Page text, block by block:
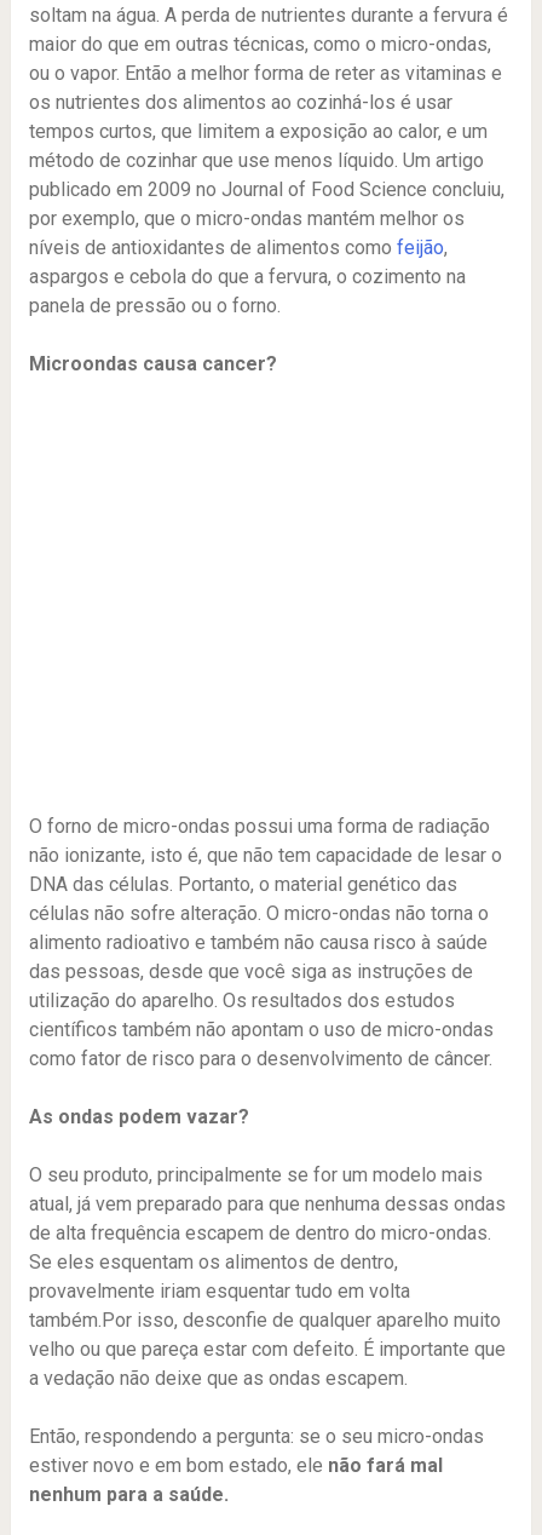
soltam na água. A perda de nutrientes durante a fervura é
maior do que em outras técnicas, como o micro-ondas,
ou o vapor. Então a melhor forma de reter as vitaminas e
os nutrientes dos alimentos ao cozinhá-los é usar
tempos curtos, que limitem a exposição ao calor, e um
método de cozinhar que use menos líquido. Um artigo
publicado em 2009 no Journal of Food Science concluiu,
por exemplo, que o micro-ondas mantém melhor os
níveis de antioxidantes de alimentos como feijão,
aspargos e cebola do que a fervura, o cozimento na
panela de pressão ou o forno.
Microondas causa cancer?
O forno de micro-ondas possui uma forma de radiação
não ionizante, isto é, que não tem capacidade de lesar o
DNA das células. Portanto, o material genético das
células não sofre alteração. O micro-ondas não torna o
alimento radioativo e também não causa risco à saúde
das pessoas, desde que você siga as instruções de
utilização do aparelho. Os resultados dos estudos
científicos também não apontam o uso de micro-ondas
como fator de risco para o desenvolvimento de câncer.
As ondas podem vazar?
O seu produto, principalmente se for um modelo mais
atual, já vem preparado para que nenhuma dessas ondas
de alta frequência escapem de dentro do micro-ondas.
Se eles esquentam os alimentos de dentro,
provavelmente iriam esquentar tudo em volta
também.Por isso, desconfie de qualquer aparelho muito
velho ou que pareça estar com defeito. É importante que
a vedação não deixe que as ondas escapem.
Então, respondendo a pergunta: se o seu micro-ondas
estiver novo e em bom estado, ele não fará mal
nenhum para a saúde.